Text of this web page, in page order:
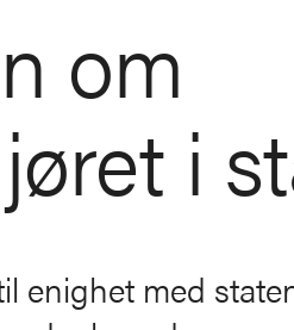
om
i
enighet med